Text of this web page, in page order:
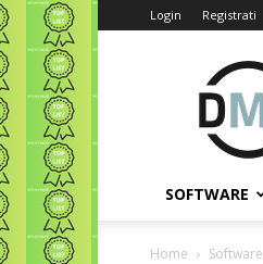
Login Registrati
SOFTWARE
Home Software